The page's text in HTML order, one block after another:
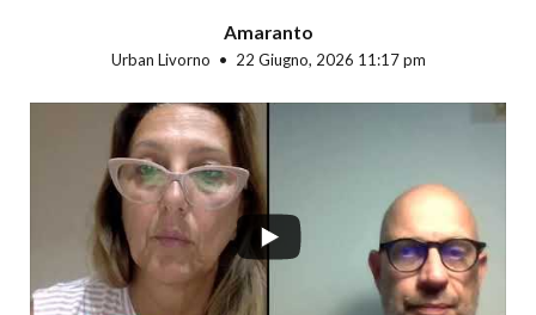
Amaranto
Urban Livorno 22 Giugno, 2026 11:17 pm